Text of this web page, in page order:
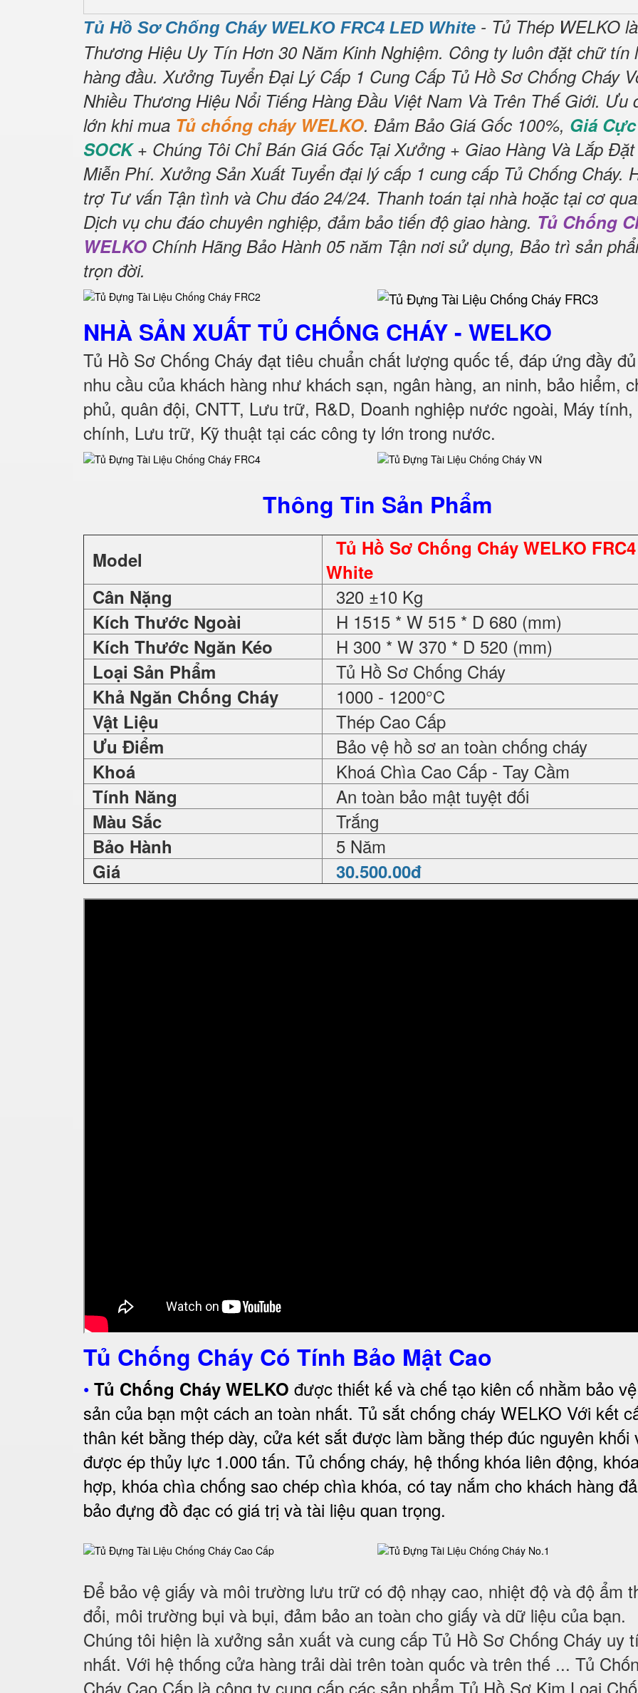
Tủ Hồ Sơ Chống Cháy WELKO FRC4 LED White - Tủ Thép WELKO là
Thương Hiệu Uy Tín Hơn 30 Năm Kinh Nghiệm. Công ty luôn đặt chữ tín
hàng đầu. Xưởng Tuyển Đại Lý Cấp 1 Cung Cấp Tủ Hồ Sơ Chống Cháy
Nhiều Thương Hiệu Nổi Tiếng Hàng Đầu Việt Nam Và Trên Thế Giới. Ưu
lớn khi mua Tủ chống cháy WELKO. Đảm Bảo Giá Gốc 100%, Giá Cực
SOCK+ Chúng Tôi Chỉ Bán Giá Gốc Tại Xưởng + Giao Hàng Và Lắp Đặt
Miễn Phí. Xưởng Sản Xuất Tuyển đại lý cấp 1 cung cấp Tủ Chống Cháy.
trợ Tư vấn Tận tình và Chu đáo 24/24. Thanh toán tại nhà hoặc tại cơ
Dịch vụ chu đáo chuyên nghiệp, đảm bảo tiến độ giao hàng. Tủ Chống
WELKO Chính Hãng Bảo Hành 05 năm Tận nơi sử dụng, Bảo trì sản
trọn đời.
NHÀ SẢN XUẤT TỦ CHỐNG CHÁY- WELKO
Tủ Hồ Sơ Chống Cháy đạt tiêu chuẩn chất lượng quốc tế, đáp ứng đầy
nhu cầu của khách hàng như khách sạn, ngân hàng, an ninh, bảo hiểm,
phủ, quân đội, CNTT, Lưu trữ, R&D, Doanh nghiệp nước ngoài, Máy tính,
chính, Lưu trữ, Kỹ thuật tại các công ty lớn trong nước.
Thông Tin Sản Phẩm
Model
Tủ Hồ Sơ Chống Cháy WELKO
White
Cân Nặng
320 ±10 Kg
Kích Thước Ngoài H 1515 * W 515 * D 680 (mm)
Kích Thước Ngăn Kéo H 300 * W 370 * D 520 (mm)
Loại Sản Phẩm Tủ Hồ Sơ Chống Cháy
Khả Ngăn Chống Cháy 1000 - 1200°C
Vật Liệu Thép Cao Cấp
Ưu Điểm Bảo vệ hồ sơ an toàn chống cháy
Khoá Khoá Chìa Cao Cấp - Tay Cầm
Tính Năng An toàn bảo mật tuyệt đối
Màu Sắc Trắng
Bảo Hành 5 Năm
Giá 30.500.00đ
Tủ Chống Cháy Có Tính Bảo Mật Cao
• Tủ Chống Cháy WELKO được thiết kế và chế tạo kiên cố nhằm bảo
sản của bạn một cách an toàn nhất. Tủ sắt chống cháy WELKO Với kết
thân két bằng thép dày, cửa két sắt được làm bằng thép đúc nguyên khối
được ép thủy lực 1.000 tấn. Tủ chống cháy, hệ thống khóa liên động,
hợp, khóa chìa chống sao chép chìa khóa, có tay nắm cho khách hàng
bảo đựng đồ đạc có giá trị và tài liệu quan trọng.
Để bảo vệ giấy và môi trường lưu trữ có độ nhạy cao, nhiệt độ và độ ẩm
đổi, môi trường bụi và bụi, đảm bảo an toàn cho giấy và dữ liệu của bạn.
Chúng tôi hiện là xưởng sản xuất và cung cấp Tủ Hồ Sơ Chống Cháy uy
nhất. Với hệ thống cửa hàng trải dài trên toàn quốc và trên thế ... Tủ
Cháy Cao Cấp là công ty cung cấp các sản phẩm Tủ Hồ Sơ Kim Loại